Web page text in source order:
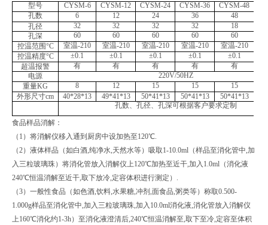
型号
CYSM-6 CYSM-12 CYSM-24 CYSM-36 CYSM-48
孔数
6 12 24 36
48
孔径
32 32 32 32
18
孔深
60 60 60 60
60
控温范围°C 室温-210 室温-210 室温-210 室温-210 室温-210
控温精度°C ±0.1 ±0.1 ±0.1 ±0.1 ±0.1
超温报警
有 有 有 有
有
电源
220V/50HZ
重量KG 8 12 15 15
15
外形尺寸cm 40*28*13 49*41*13 50*41*13 50*41*13 50*41*13
孔数、孔径、孔深可根据客户要求定制
食品样品消解：
（1）将消解仪移入通到厨房中设加热至120℃.
（2）液体样品（如白酒,纯净水,天然水等）吸取1-10.0ml（样品至消化管中,加
入三粒玻璃珠）将消化管放入消解仪上120℃加热至近干,加入1.0ml（消化液
240℃恒温消解至近干,取下放冷,定容体积进行测定）.
（3）一般性食品（如色酒,饮料,水果糖,冲剂,面食品,粥类等）称取0.500-
1.000g样品至消化管中,加入三粒玻璃珠,加入10.0ml消化液,消化管放入消解仪
上160℃消化约1-3h）至消化液澄清后,240℃恒温消解至,取下至冷,定容至体积